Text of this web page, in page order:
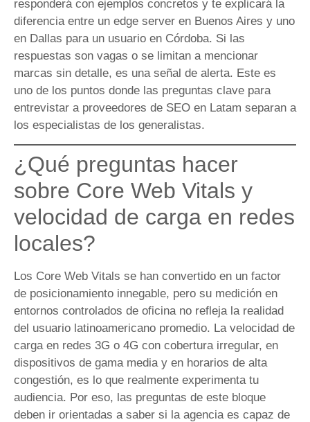
responderá con ejemplos concretos y te explicará la
diferencia entre un edge server en Buenos Aires y uno
en Dallas para un usuario en Córdoba. Si las
respuestas son vagas o se limitan a mencionar
marcas sin detalle, es una señal de alerta. Este es
uno de los puntos donde las preguntas clave para
entrevistar a proveedores de SEO en Latam separan a
los especialistas de los generalistas.
¿Qué preguntas hacer
sobre Core Web Vitals y
velocidad de carga en redes
locales?
Los Core Web Vitals se han convertido en un factor
de posicionamiento innegable, pero su medición en
entornos controlados de oficina no refleja la realidad
del usuario latinoamericano promedio. La velocidad de
carga en redes 3G o 4G con cobertura irregular, en
dispositivos de gama media y en horarios de alta
congestión, es lo que realmente experimenta tu
audiencia. Por eso, las preguntas de este bloque
deben ir orientadas a saber si la agencia es capaz de